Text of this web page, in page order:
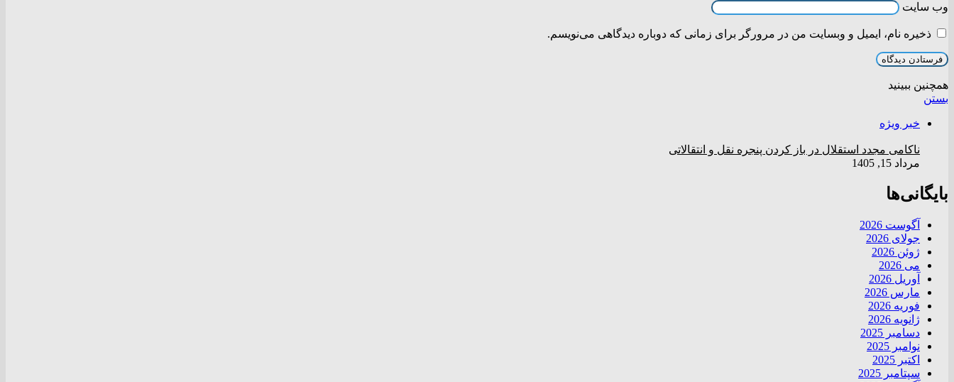
وب‌ سایت
ذخیره نام، ایمیل و وبسایت من در مرورگر برای زمانی که دوباره دیدگاهی می‌نویسم.
همچنین ببینید
بستن
خبر ویژه
ناکامی مجدد استقلال در باز کردن پنجره نقل و انتقالاتی
مرداد 15, 1405
بایگانی‌ها
آگوست 2026
جولای 2026
ژوئن 2026
می 2026
آوریل 2026
مارس 2026
فوریه 2026
ژانویه 2026
دسامبر 2025
نوامبر 2025
اکتبر 2025
سپتامبر 2025